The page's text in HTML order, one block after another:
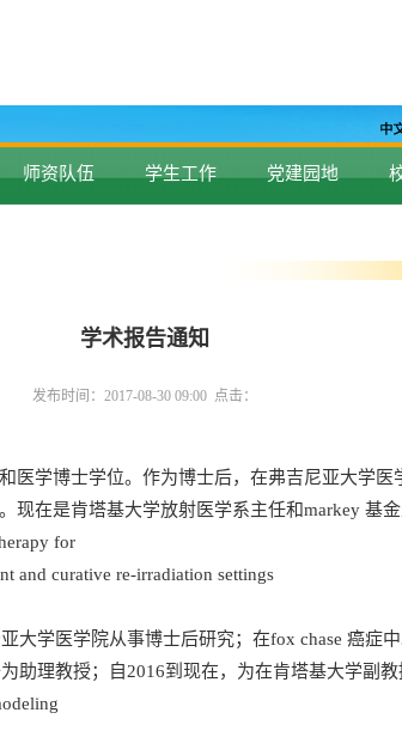
师资队伍 学生工作 党建园地
学术报告通知
发布时间：2017-08-30 09:00 点击：
医学博士学位。作为博士后，在弗吉尼亚大学
现在是肯塔基大学放射医学系主任和markey 基
for
and curative re-irradiation settings
大学医学院从事博士后研究；在fox chase 癌症
助理教授；自2016到现在，为在肯塔基大学副教